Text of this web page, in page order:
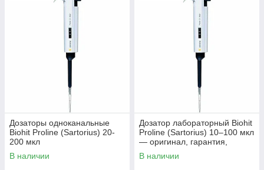
Дозаторы одноканальные
Biohit Proline (Sartorius) 20-
200 мкл
В наличии
Дозатор лабораторный Biohit
Proline (Sartorius) 10–100 мкл
— оригинал, гарантия,
доставка по Казахстану
В наличии